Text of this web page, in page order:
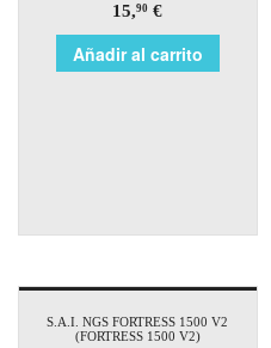
15,90 €
Añadir al carrito
S.A.I. NGS FORTRESS 1500 V2
(FORTRESS 1500 V2)